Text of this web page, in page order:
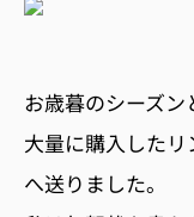
お歳暮のシーズ
大量に購入した
へ送りました。